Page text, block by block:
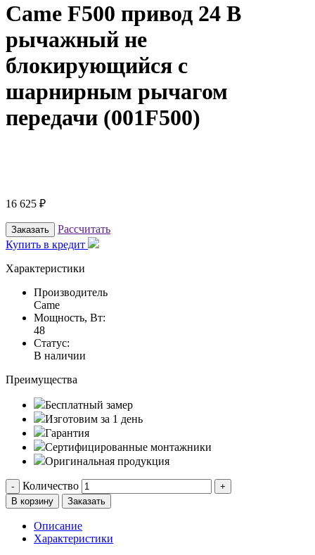
Came F500 привод 24 В
рычажный не
блокирующийся с
шарнирным рычагом
передачи (001F500)
16 625 ₽
Заказать
Рассчитать
Купить в кредит
Характеристики
Производитель
Came
Мощность, Вт:
48
Статус:
В наличии
Преимущества
Бесплатный замер
Изготовим за 1 день
Гарантия
Сертифицированные монтажники
Оригинальная продукция
- Количество
+
В корзину
Заказать
Описание
Характеристики